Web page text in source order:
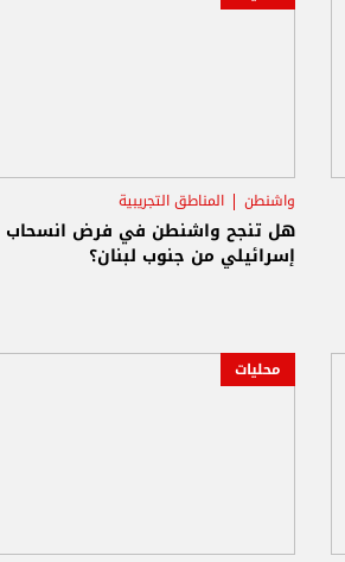
واشنطن
المناطق التجريبية
الرئيس جوزاف عون
هل تنجح واشنطن في فرض انسحاب
إسرائيلي من جنوب لبنان؟
محليات